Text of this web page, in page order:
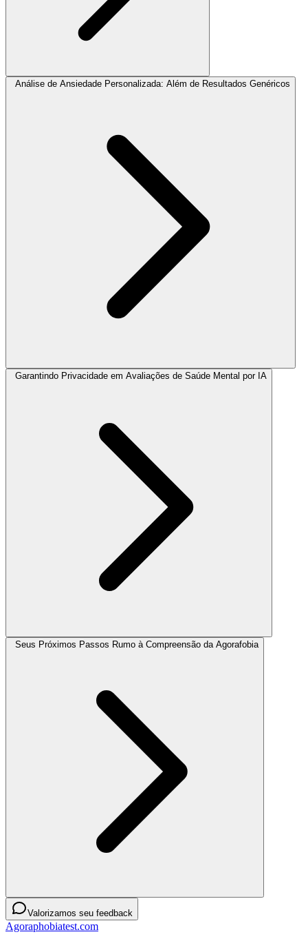
Análise de Ansiedade Personalizada: Além de Resultados Genéricos
Garantindo Privacidade em Avaliações de Saúde Mental por IA
Seus Próximos Passos Rumo à Compreensão da Agorafobia
Valorizamos seu feedback
Agoraphobiatest.com